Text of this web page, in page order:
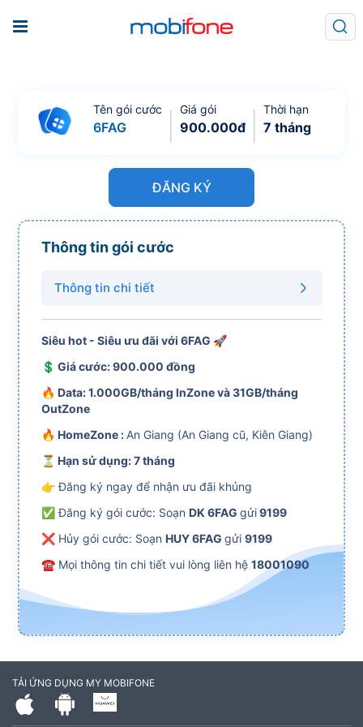
Tên gói cước
6FAG
Giá gói
900.000đ
Thời hạn
7 tháng
ĐĂNG KÝ
Thông tin gói cước
Thông tin chi tiết
Siêu hot - Siêu ưu đãi với 6FAG 🚀
💲 Giá cước: 900.000 đồng
🔥 Data: 1.000GB/tháng InZone và 31GB/tháng
OutZone
🔥 HomeZone : An Giang (An Giang cũ, Kiên Giang)
⏳ Hạn sử dụng: 7 tháng
👉 Đăng ký ngay để nhận ưu đãi khủng
✅ Đăng ký gói cước: Soạn DK 6FAG gửi9199
❌ Hủy gói cước: Soạn HUY 6FAG gửi 9199
☎ Mọi thông tin chi tiết vui lòng liên hệ 18001090
TẢI ỨNG DỤNG MY MOBIFONE